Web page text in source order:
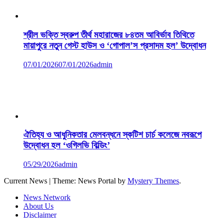
শ্রীল ভক্তি স্বরুপ তীর্থ মহারাজের ৮৪তম আবির্ভাব তিথিতে
মায়াপুরে নতুন গেস্ট হাউস ও ‘গোপাল’স প্রসাদম হল’ উদ্বোধন
07/01/202607/01/2026admin
ঐতিহ্য ও আধুনিকতার মেলবন্ধনে স্কটিশ চার্চ কলেজে নবরূপে
উদ্বোধন হল ‘ওগিলভি বিল্ডিং’
05/29/2026admin
Current News | Theme: News Portal by Mystery Themes.
News Network
About Us
Disclaimer